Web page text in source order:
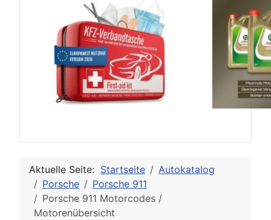
Aktuelle Seite: Startseite
Autokatalog
Porsche
Porsche 911
Porsche 911 Motorcodes /
Motorenübersicht